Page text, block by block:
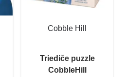
Cobble Hill
Triediče puzzle
CobbleHill